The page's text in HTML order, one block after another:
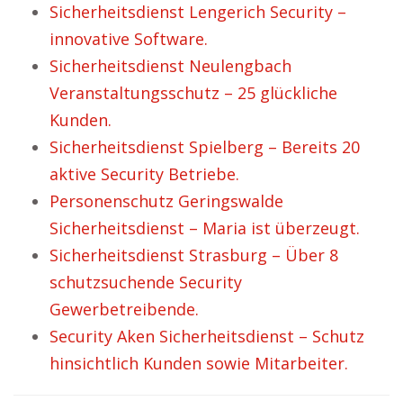
Sicherheitsdienst Lengerich Security –
innovative Software.
Sicherheitsdienst Neulengbach
Veranstaltungsschutz – 25 glückliche
Kunden.
Sicherheitsdienst Spielberg – Bereits 20
aktive Security Betriebe.
Personenschutz Geringswalde
Sicherheitsdienst – Maria ist überzeugt.
Sicherheitsdienst Strasburg – Über 8
schutzsuchende Security
Gewerbetreibende.
Security Aken Sicherheitsdienst – Schutz
hinsichtlich Kunden sowie Mitarbeiter.